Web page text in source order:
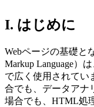
I. はじめに
Webページの基礎と
Markup Language）
で広く使用されてい
合でも、データアナ
場合でも、HTML処